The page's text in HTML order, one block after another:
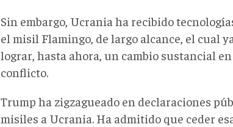
Sin embargo, Ucrania ha recibido
el misil Flamingo, de largo alcance, el cual
lograr, hasta ahora, un cambio sustancial
conflicto.
Trump ha zigzagueado en declaraciones
misiles a Ucrania. Ha admitido que ceder